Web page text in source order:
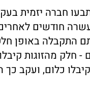
חברה יזמית
ועשרה חודשים
התקבלה באופן
מהזוגות קיבלו
כלום, ועקב כך